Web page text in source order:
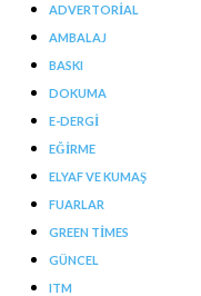
ADVERTORIAL
AMBALAJ
BASKI
DOKUMA
E-DERGI
EĞIRME
ELYAF VE KUMAŞ
FUARLAR
GREEN TIMES
GÜNCEL
ITM